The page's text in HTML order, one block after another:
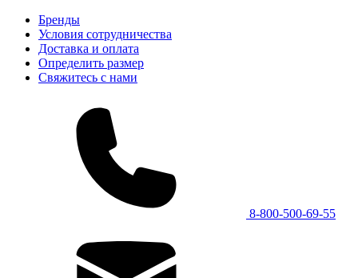
Бренды
Условия сотрудничества
Доставка и оплата
Определить размер
Свяжитесь с нами
8-800-500-69-55